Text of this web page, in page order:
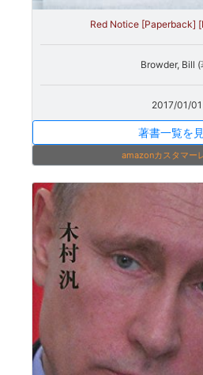
Red Notice [Paperback]
Browder, Bill (
2017/01/01
著書一覧を
amazonカスタマー